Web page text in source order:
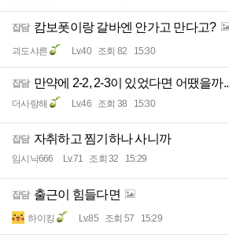
잡담 캄보폿이랑 갈바엔 안가고 만다고?
괴도샤른 Lv.40 조회 82 15:30
잡담 만약에 2-2, 2-3이 있었다면 어땠을까..
더사랑해 Lv.46 조회 38 15:30
잡담 자취하고 찜기하나 사니까
임시닉666 Lv.71 조회 32 15:29
잡담 출근이 힘들다면
하이킹 Lv.85 조회 57 15:29